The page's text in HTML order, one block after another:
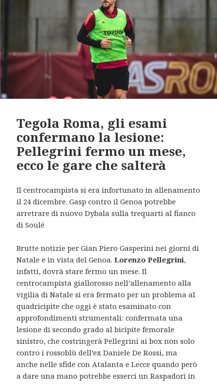
Tegola Roma, gli esami
confermano la lesione:
Pellegrini fermo un mese,
ecco le gare che salterà
Il centrocampista si era infortunato in allenamento
il 24 dicembre. Gasp contro il Genoa potrebbe
arretrare di nuovo Dybala sulla trequarti al fianco
di Soulé
Brutte notizie per Gian Piero Gasperini nei giorni di
Natale e in vista del Genoa.Lorenzo Pellegrini,
infatti, dovrà stare fermo un mese. Il
centrocampista giallorosso nell’allenamento alla
vigilia di Natale si era fermato per un problema al
quadricipite che oggi è stato esaminato con
approfondimenti strumentali: confermata una
lesione di secondo grado al bicipite femorale
sinistro, che costringerà Pellegrini ai box non solo
contro i rossoblù dell’ex Daniele De Rossi, ma
anche nelle sfide con Atalanta e Lecce quando però
a dare una mano potrebbe esserci un Raspadori in